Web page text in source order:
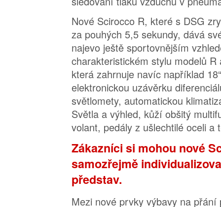
Nové Scirocco R, které s DSG
za pouhých 5,5 sekundy, dává
najevo ještě sportovnějším
charakteristickém stylu modelů
která zahrnuje navíc například
elektronickou uzávěrku
světlomety, automatickou
Světla a výhled, kůží obšitý
volant, pedály z ušlechtilé oceli a
Zákazníci si mohou nové
samozřejmě
představ.
Mezi nové prvky výbavy na